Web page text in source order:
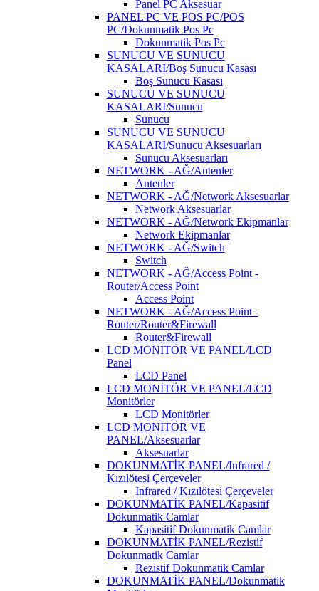
Panel PC Aksesuar
PANEL PC VE POS PC/POS
PC/Dokunmatik Pos Pc
Dokunmatik Pos Pc
SUNUCU VE SUNUCU
KASALARI/Boş Sunucu Kasası
Boş Sunucu Kasası
SUNUCU VE SUNUCU
KASALARI/Sunucu
Sunucu
SUNUCU VE SUNUCU
KASALARI/Sunucu Aksesuarları
Sunucu Aksesuarları
NETWORK - AĞ/Antenler
Antenler
NETWORK - AĞ/Network Aksesuarlar
Network Aksesuarlar
NETWORK - AĞ/Network Ekipmanlar
Network Ekipmanlar
NETWORK - AĞ/Switch
Switch
NETWORK - AĞ/Access Point -
Router/Access Point
Access Point
NETWORK - AĞ/Access Point -
Router/Router&Firewall
Router&Firewall
LCD MONİTÖR VE PANEL/LCD
Panel
LCD Panel
LCD MONİTÖR VE PANEL/LCD
Monitörler
LCD Monitörler
LCD MONİTÖR VE
PANEL/Aksesuarlar
Aksesuarlar
DOKUNMATİK PANEL/Infrared /
Kızılötesi Çerçeveler
Infrared / Kızılötesi Çerçeveler
DOKUNMATİK PANEL/Kapasitif
Dokunmatik Camlar
Kapasitif Dokunmatik Camlar
DOKUNMATİK PANEL/Rezistif
Dokunmatik Camlar
Rezistif Dokunmatik Camlar
DOKUNMATİK PANEL/Dokunmatik